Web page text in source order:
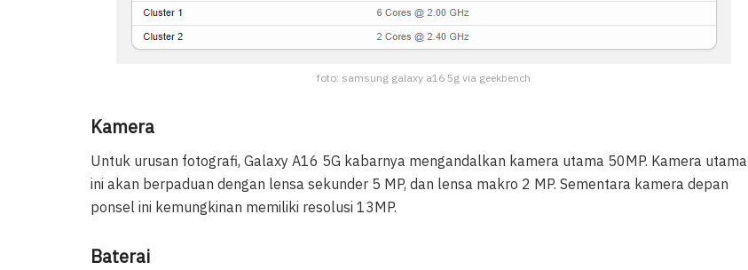
foto: samsung galaxy a16 5g via geekbench
Kamera
Untuk urusan fotografi, Galaxy A16 5G kabarnya mengandalkan kamera utama 50MP. Kamera utama
ini akan berpaduan dengan lensa sekunder 5 MP, dan lensa makro 2 MP. Sementara kamera depan
ponsel ini kemungkinan memiliki resolusi 13MP.
Baterai